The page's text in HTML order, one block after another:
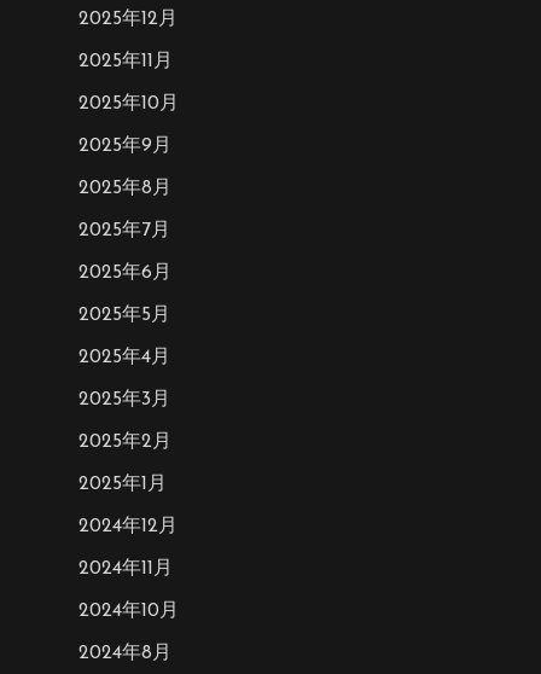
2025年12月
2025年11月
2025年10月
2025年9月
2025年8月
2025年7月
2025年6月
2025年5月
2025年4月
2025年3月
2025年2月
2025年1月
2024年12月
2024年11月
2024年10月
2024年8月